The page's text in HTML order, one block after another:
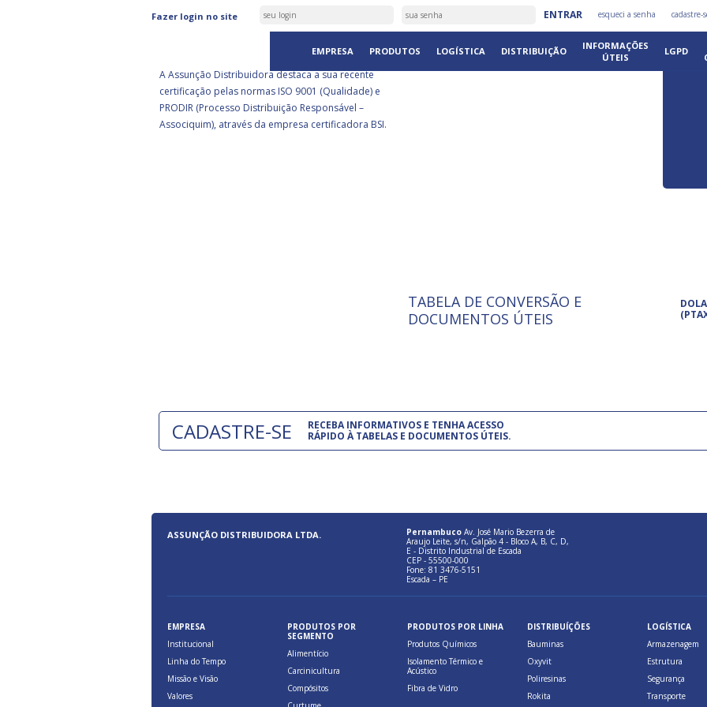
Fazer login no site ENTRAR esqueci a senha cadastre-
EMPRESA PRODUTOS LOGÍSTICA DISTRIBUIÇÃO
INFORMAÇÕES
ÚTEIS
LGPD
ASSUNÇÃO DISTRIBUIDORA É
CERTIFICADA PELA BSI
A Assunção Distribuidora destaca a sua recente
certificação pelas normas ISO 9001 (Qualidade) e
PRODIR (Processo Distribuição Responsável –
Associquim), através da empresa certificadora BSI.
ISO 9001: 2015
A International Organization for
Standardization é um conjunto de
TABELA DE CONVERSÃO E
DOCUMENTOS ÚTEIS
CADASTRE-SE
RECEBA INFORMATIVOS E TENHA ACESSO
RÁPIDO À TABELAS E DOCUMENTOS ÚTEIS.
ASSUNÇÃO DISTRIBUIDORA LTDA. Pernambuco Av. José Mario Bezerra de
Araujo Leite, s/n, Galpão 4 - Bloco A, B, C, D,
E - Distrito Industrial de Escada
CEP - 55500-000
Fone: 81 3476-5151
Escada – PE
EMPRESA
Institucional
Linha do Tempo
Missão e Visão
Valores
PRODUTOS POR
SEGMENTO
Alimentício
Carcinicultura
Compósitos
PRODUTOS POR LINHA
Produtos Químicos
Isolamento Térmico e
Acústico
Fibra de Vidro
DISTRIBUÍÇÕES
Bauminas
Oxyvit
Poliresinas
Rokita
LOGÍSTICA
Armazenagem
Estrutura
Segurança
Transporte